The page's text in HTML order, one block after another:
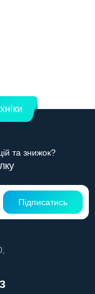
та знижок?
Підписатись